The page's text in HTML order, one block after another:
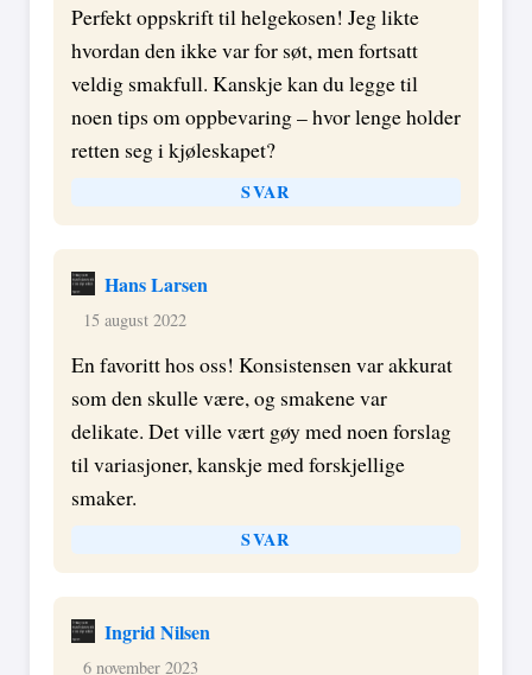
Perfekt oppskrift til helgekosen! Jeg likte
hvordan den ikke var for søt, men fortsatt
veldig smakfull. Kanskje kan du legge til
noen tips om oppbevaring – hvor lenge holder
retten seg i kjøleskapet?
SVAR
Hans Larsen
15 august 2022
En favoritt hos oss! Konsistensen var akkurat
som den skulle være, og smakene var
delikate. Det ville vært gøy med noen forslag
til variasjoner, kanskje med forskjellige
smaker.
SVAR
Ingrid Nilsen
6 november 2023